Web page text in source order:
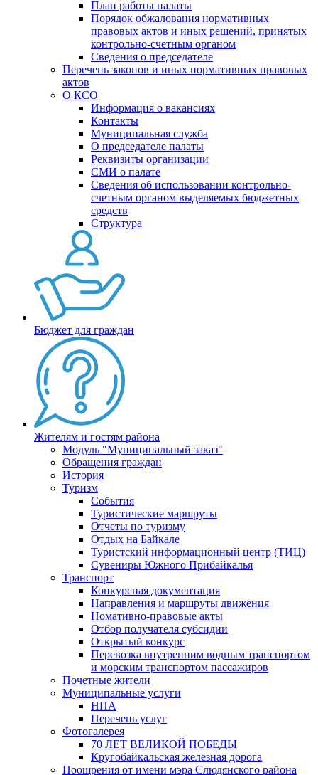
План работы палаты
Порядок обжалования нормативных
правовых актов и иных решений, принятых
контрольно-счетным органом
Сведения о председателе
Перечень законов и иных нормативных правовых
актов
О КСО
Информация о вакансиях
Контакты
Муниципальная служба
О председателе палаты
Реквизиты организации
СМИ о палате
Сведения об использовании контрольно-
счетным органом выделяемых бюджетных
средств
Структура
Бюджет для граждан
Жителям и гостям района
Модуль "Муниципальный заказ"
Обращения граждан
История
Туризм
События
Туристические маршруты
Отчеты по туризму
Отдых на Байкале
Туристский информационный центр (ТИЦ)
Сувениры Южного Прибайкалья
Транспорт
Конкурсная документация
Направления и маршруты движения
Номативно-правовые акты
Отбор получателя субсидии
Открытый конкурс
Перевозка внутренним водным транспортом
и морским транспортом пассажиров
Почетные жители
Муниципальные услуги
НПА
Перечень услуг
Фотогалерея
70 ЛЕТ ВЕЛИКОЙ ПОБЕДЫ
Кругобайкальская железная дорога
Поощрения от имени мэра Слюдянского района